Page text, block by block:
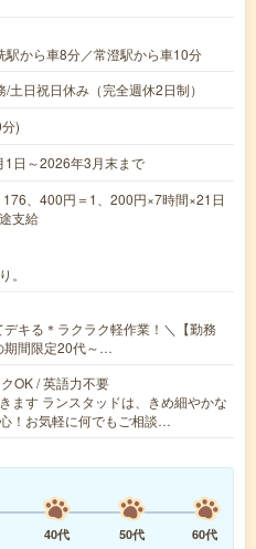
駅から車8分／常澄駅から車10分
土日祝日休み（完全週休2日制）
)
日～2026年3月末まで
、400円＝1、200円×7時間×21日
支給
。
キる＊ラクラク軽作業！＼【勤務
期間限定20代～…
OK / 英語力不要
ます ランスタッドは、きめ細やかな
！お気軽に何でもご相談…
40代 50代 60代